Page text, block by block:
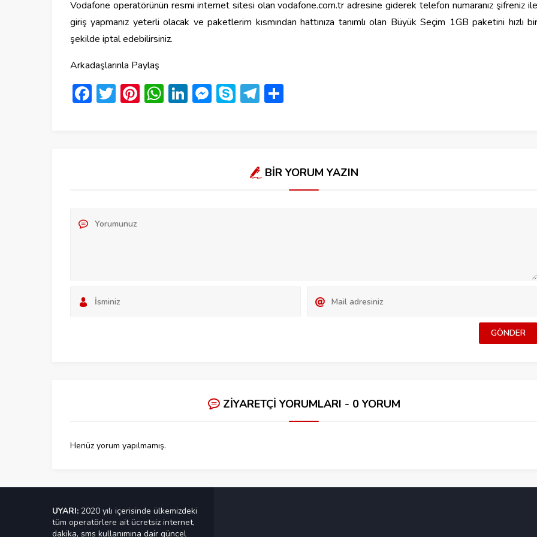
Vodafone operatörünün resmi internet sitesi olan vodafone.com.tr adresine giderek telefon numaranız şifreniz ile
giriş yapmanız yeterli olacak ve paketlerim kısmından hattınıza tanımlı olan Büyük Seçim 1GB paketini hızlı bir
şekilde iptal edebilirsiniz.
Arkadaşlarınla Paylaş
Facebook
Twitter
Pinterest
WhatsApp
LinkedIn
Messenger
SkypeTelegram
BİR YORUM YAZIN
ZİYARETÇİ YORUMLARI - 0 YORUM
Henüz yorum yapılmamış.
UYARI: 2020 yılı içerisinde ülkemizdeki
tüm operatörlere ait ücretsiz internet,
dakika, sms kullanımına dair güncel